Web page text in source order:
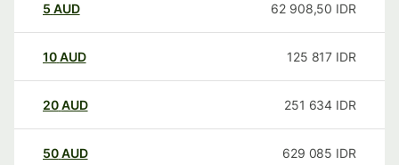
5 AUD 62 908,50 IDR
10AUD 125 817 IDR
20AUD 251 634 IDR
50AUD 629 085 IDR